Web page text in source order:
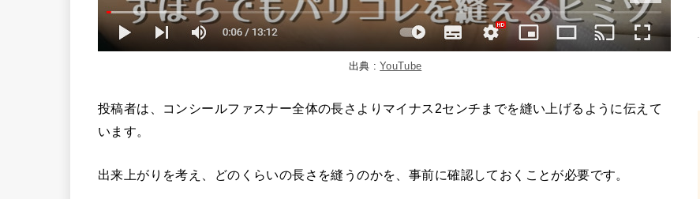
出典 :YouTube
投稿者は、コンシールファスナー全体の長さよりマイナス2センチまでを縫い上げるように伝えて
います。
出来上がりを考え、どのくらいの長さを縫うのかを、事前に確認しておくことが必要です。